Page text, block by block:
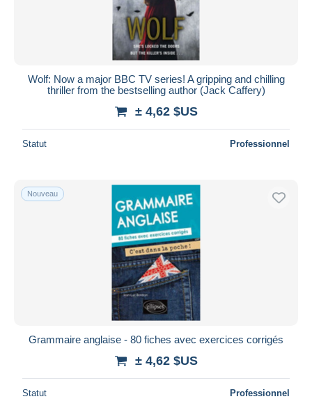
Wolf: Now a major BBC TV series! A gripping and chilling
thriller from the bestselling author (Jack Caffery)
± 4,62 $US
Statut Professionnel
Nouveau
Grammaire anglaise - 80 fiches avec exercices corrigés
± 4,62 $US
Statut Professionnel